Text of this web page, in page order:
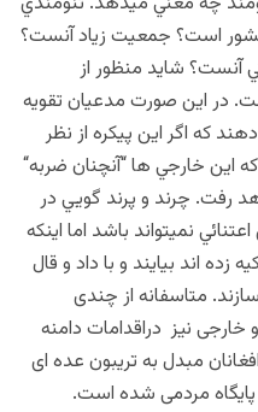
است؟ جمعيت زياد آنست؟
آنست؟ شاید منظور از
در اين صورت مدعیان تقویه
که اگر اين پيکره از نظر
اين خارجي ها “آنچنان ضربه“
رفت. چرند و پرند گويي در
نميتواند باشد اما اينکه
زده اند بیایند و با داد و قال
متاسفانه از چندی
نیز دراقدامات دامنه
مبدل به تریبون عده ای
پایگاه مردمی شده است.